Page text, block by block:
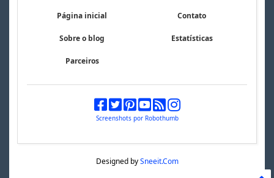
Página inicial Contato
Sobre o blog Estatísticas
Parceiros
Screenshots por Robothumb
Designed bySneeit.Com